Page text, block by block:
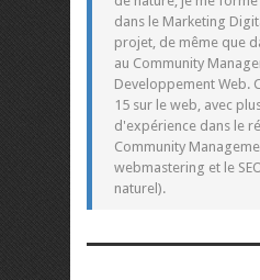
dans le Marketing
projet, de même que
au Community
Developpement Web.
15 sur le web, avec
d'expérience dans le
Community
webmastering et le
naturel).